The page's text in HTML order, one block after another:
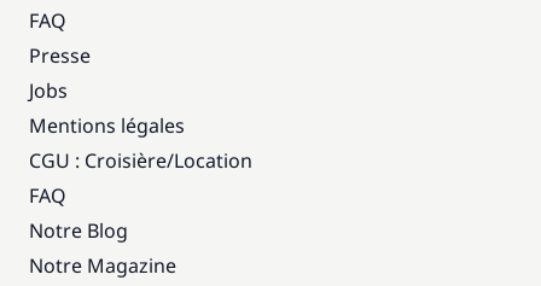
FAQ
Presse
Jobs
Mentions légales
CGU : Croisière/Location
FAQ
Notre Blog
Notre Magazine